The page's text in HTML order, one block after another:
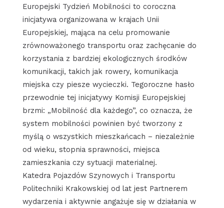
Europejski Tydzień Mobilności to coroczna
inicjatywa organizowana w krajach Unii
Europejskiej, mająca na celu promowanie
zrównoważonego transportu oraz zachęcanie do
korzystania z bardziej ekologicznych środków
komunikacji, takich jak rowery, komunikacja
miejska czy piesze wycieczki. Tegoroczne hasło
przewodnie tej inicjatywy Komisji Europejskiej
brzmi: „Mobilność dla każdego”, co oznacza, że
system mobilności powinien być tworzony z
myślą o wszystkich mieszkańcach – niezależnie
od wieku, stopnia sprawności, miejsca
zamieszkania czy sytuacji materialnej.
Katedra Pojazdów Szynowych i Transportu
Politechniki Krakowskiej od lat jest Partnerem
wydarzenia i aktywnie angażuje się w działania w